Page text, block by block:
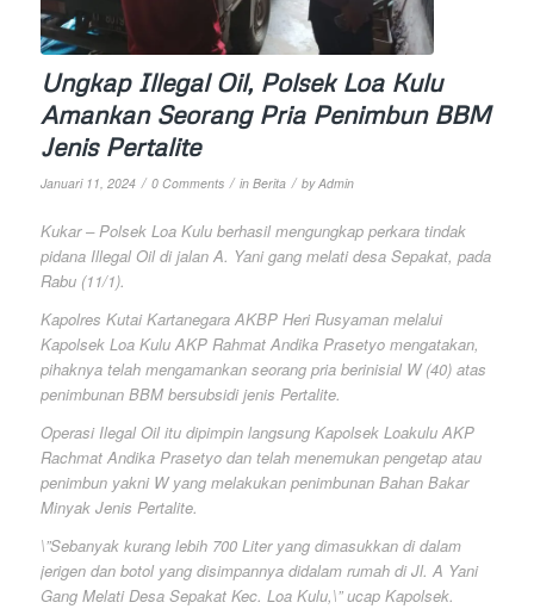
Ungkap Illegal Oil, Polsek Loa Kulu
Amankan Seorang Pria Penimbun BBM
Jenis Pertalite
Januari 11, 2024 / 0 Comments / in Berita / byAdmin
Kukar – Polsek Loa Kulu berhasil mengungkap perkara tindak
pidana Illegal Oil di jalan A. Yani gang melati desa Sepakat, pada
Rabu (11/1).
Kapolres Kutai Kartanegara AKBP Heri Rusyaman melalui
Kapolsek Loa Kulu AKP Rahmat Andika Prasetyo mengatakan,
pihaknya telah mengamankan seorang pria berinisial W (40) atas
penimbunan BBM bersubsidi jenis Pertalite.
Operasi Ilegal Oil itu dipimpin langsung Kapolsek Loakulu AKP
Rachmat Andika Prasetyo dan telah menemukan pengetap atau
penimbun yakni W yang melakukan penimbunan Bahan Bakar
Minyak Jenis Pertalite.
\”Sebanyak kurang lebih 700 Liter yang dimasukkan di dalam
jerigen dan botol yang disimpannya didalam rumah di Jl. A Yani
Gang Melati Desa Sepakat Kec. Loa Kulu,\” ucap Kapolsek.